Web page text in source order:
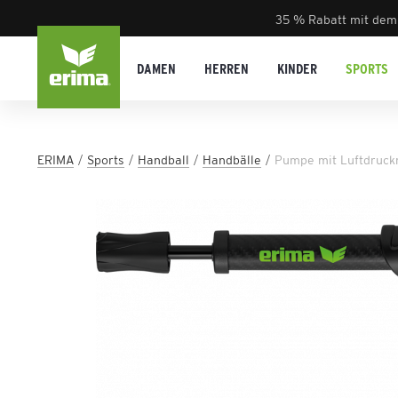
35 % Rabatt mit
DAMEN HERREN KINDER SPORTS
ERIMA Sports Handball Handbälle Pumpe mit